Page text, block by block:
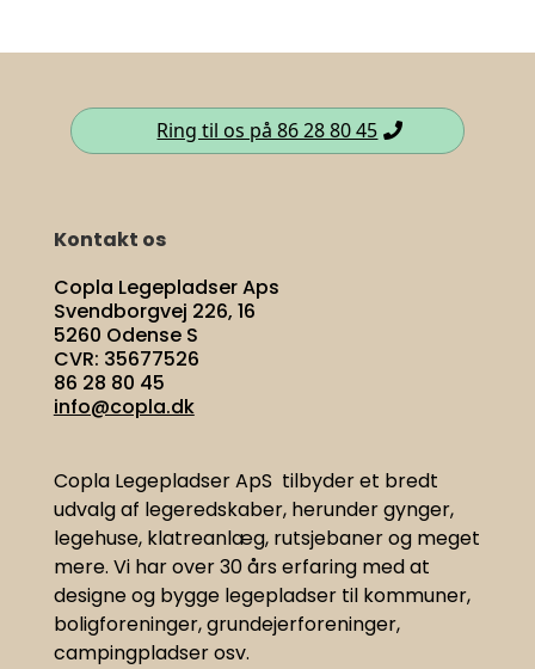
Ring til os på 86 28 80 45
Kontakt os
Copla Legepladser Aps
Svendborgvej 226, 16
5260 Odense S
CVR: 35677526
86 28 80 45
info@copla.dk
Copla Legepladser ApS tilbyder et bredt
udvalg af legeredskaber, herunder gynger,
legehuse, klatreanlæg, rutsjebaner og meget
mere. Vi harover 30 års erfaring med at
designe og bygge legepladser til kommuner,
boligforeninger, grundejerforeninger,
campingpladser osv.